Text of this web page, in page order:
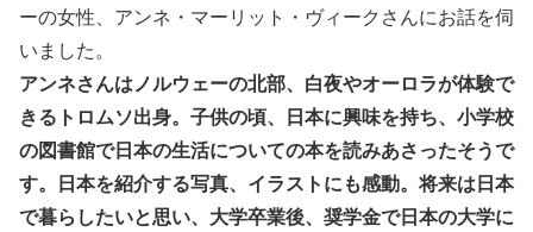
ーの女性、アンネ・マーリット・ヴィークさんにお話を伺
いました。
アンネさんはノルウェーの北部、白夜やオーロラが体験で
きるトロムソ出身。子供の頃、日本に興味を持ち、小学校
の図書館で日本の生活についての本を読みあさったそうで
す。日本を紹介する写真、イラストにも感動。将来は日本
で暮らしたいと思い、大学卒業後、奨学金で日本の大学に